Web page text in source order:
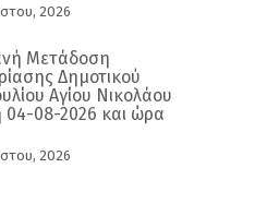
2026
Μετάδοση
Δημοτικού
Αγίου Νικολάου
04-08-2026 και ώρα
2026